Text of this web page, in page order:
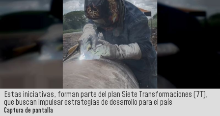
Estas iniciativas, forman parte del plan Siete Transformaciones (7T),
que buscan impulsar estrategias de desarrollo para el país
Captura de pantalla